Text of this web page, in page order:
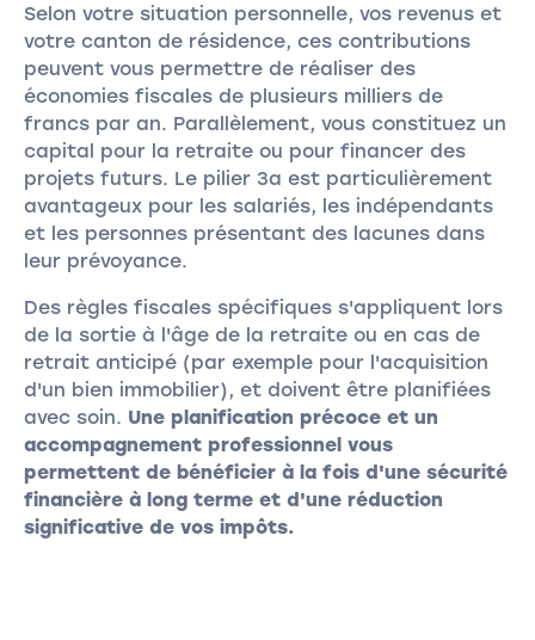
Selon votre situation personnelle, vos revenus et
votre canton de résidence, ces contributions
peuvent vous permettre de réaliser des
économies fiscales de plusieurs milliers de
francs par an. Parallèlement, vous constituez un
capital pour la retraite ou pour financer des
projets futurs. Le pilier 3a est particulièrement
avantageux pour les salariés, les indépendants
et les personnes présentant des lacunes dans
leur prévoyance.
Des règles fiscales spécifiques s'appliquent lors
de la sortie à l'âge de la retraite ou en cas de
retrait anticipé (par exemple pour l'acquisition
d'un bien immobilier), et doivent être planifiées
avec soin. Une planification précoce et un
accompagnement professionnel vous
permettent de bénéficier à la fois d'une sécurité
financière à long terme et d'une réduction
significative de vos impôts.